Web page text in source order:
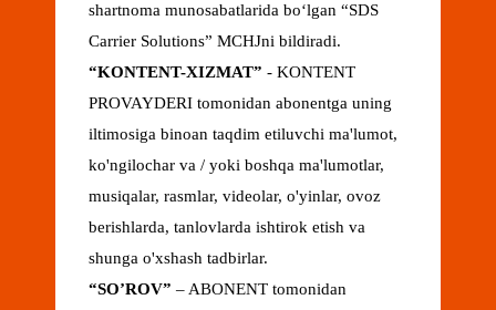
shartnoma munosabatlarida boʻlgan “SDS
Carrier Solutions” MCHJni bildiradi.
“KONTENT-XIZMAT” - KONTENT
PROVAYDERI tomonidan abonentga uning
iltimosiga binoan taqdim etiluvchi ma'lumot,
ko'ngilochar va / yoki boshqa ma'lumotlar,
musiqalar, rasmlar, videolar, o'yinlar, ovoz
berishlarda, tanlovlarda ishtirok etish va
shunga o'xshash tadbirlar.
“SO’ROV” – ABONENT tomonidan